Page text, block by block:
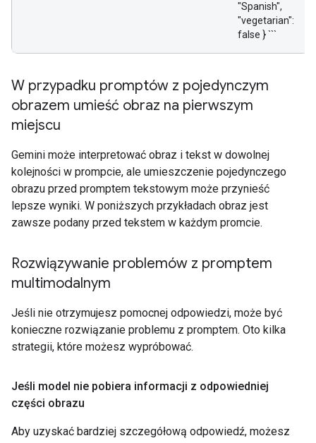
"Spanish",
"vegetarian":
false } ```
W przypadku promptów z pojedynczym
obrazem umieść obraz na pierwszym
miejscu
Gemini może interpretować obraz i tekst w dowolnej
kolejności w prompcie, ale umieszczenie pojedynczego
obrazu przed promptem tekstowym może przynieść
lepsze wyniki. W poniższych przykładach obraz jest
zawsze podany przed tekstem w każdym promcie.
Rozwiązywanie problemów z promptem
multimodalnym
Jeśli nie otrzymujesz pomocnej odpowiedzi, może być
konieczne rozwiązanie problemu z promptem. Oto kilka
strategii, które możesz wypróbować.
Jeśli model nie pobiera informacji z odpowiedniej
części obrazu
Aby uzyskać bardziej szczegółową odpowiedź, możesz